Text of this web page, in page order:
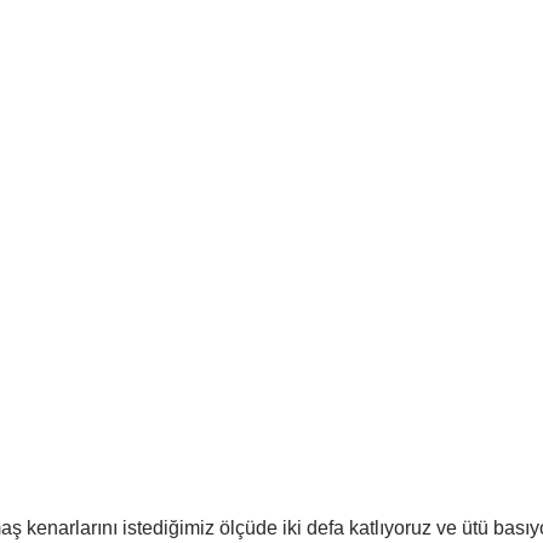
kenarlarını istediğimiz ölçüde iki defa katlıyoruz ve ütü